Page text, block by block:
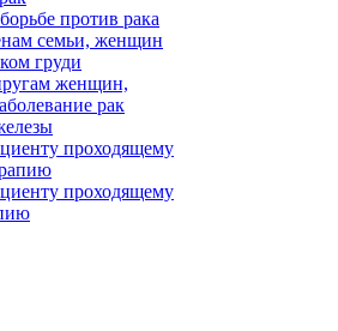
против рака
семьи, женщин
груди
женщин,
рак
проходящему
проходящему